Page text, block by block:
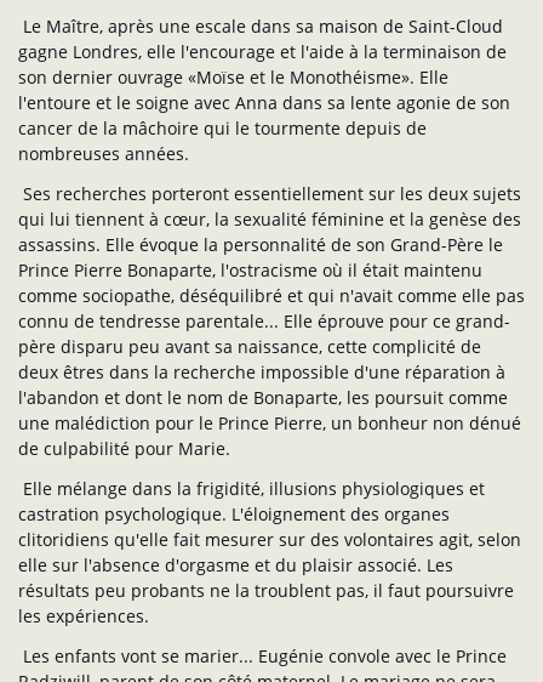
Le Maître, après une escale dans sa maison de Saint-Cloud
gagne Londres, elle l'encourage et l'aide à la terminaison de
son dernier ouvrage «Moïse et le Monothéisme». Elle
l'entoure et le soigne avec Anna dans sa lente agonie de son
cancer de la mâchoire qui le tourmente depuis de
nombreuses années.
Ses recherches porteront essentiellement sur les deux sujets
qui lui tiennent à cœur, la sexualité féminine et la genèse des
assassins. Elle évoque la personnalité de son Grand-Père le
Prince Pierre Bonaparte, l'ostracisme où il était maintenu
comme sociopathe, déséquilibré et qui n'avait comme elle pas
connu de tendresse parentale... Elle éprouve pour ce grand-
père disparu peu avant sa naissance, cette complicité de
deux êtres dans la recherche impossible d'une réparation à
l'abandon et dont le nom de Bonaparte, les poursuit comme
une malédiction pour le Prince Pierre, un bonheur non dénué
de culpabilité pour Marie.
Elle mélange dans la frigidité, illusions physiologiques et
castration psychologique. L'éloignement des organes
clitoridiens qu'elle fait mesurer sur des volontaires agit, selon
elle sur l'absence d'orgasme et du plaisir associé. Les
résultats peu probants ne la troublent pas, il faut poursuivre
les expériences.
Les enfants vont se marier... Eugénie convole avec le Prince